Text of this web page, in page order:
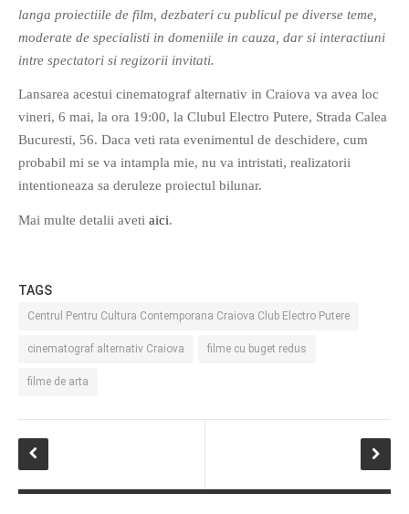
PAGINI
Ce fac?
Clasicul „Despre mine…”
Contact
Descarca povestirea Floare
Albastra!
Acrostics!
Victor Sosea – Designer
PRIETENI DIN AFARA BRESLEI
GloryBox.ro
PRIETENI DIN BREASLA
langa proiectiile de film, dezbateri cu publicul pe diverse teme,
moderate de specialisti in domeniile in cauza, dar si interactiuni
intre spectatori si regizorii invitati.
Lansarea acestui cinematograf alternativ in Craiova va avea loc
vineri, 6 mai, la ora 19:00, la Clubul Electro Putere, Strada Calea
Bucuresti, 56. Daca veti rata evenimentul de deschidere, cum
probabil mi se va intampla mie, nu va intristati, realizatorii
intentioneaza sa deruleze proiectul bilunar.
Mai multe detalii aveti aici.
TAGS
Centrul Pentru Cultura Contemporana Craiova Club Electro Putere
cinematograf alternativ Craiova filme cu buget redus
filme de arta